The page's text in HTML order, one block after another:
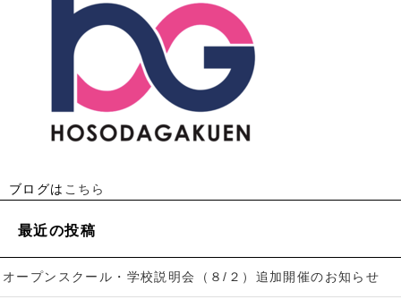
ブログは こちら
最近の投稿
オープンスクール・学校説明会（８/２）追加開催のお知らせ